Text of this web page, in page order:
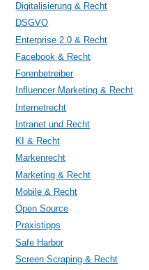
Digitalisierung & Recht
DSGVO
Enterprise 2.0 & Recht
Facebook & Recht
Forenbetreiber
Influencer Marketing & Recht
Internetrecht
Intranet und Recht
KI & Recht
Markenrecht
Marketing & Recht
Mobile & Recht
Open Source
Praxistipps
Safe Harbor
Screen Scraping & Recht